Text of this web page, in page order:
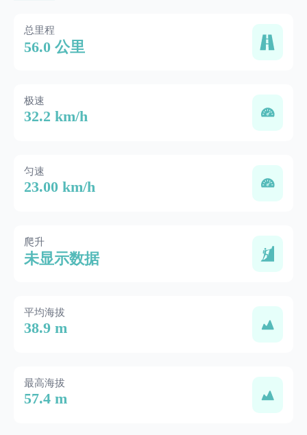
总里程
56.0 公里
极速
32.2 km/h
匀速
23.00 km/h
爬升
未显示数据
平均海拔
38.9 m
最高海拔
57.4 m